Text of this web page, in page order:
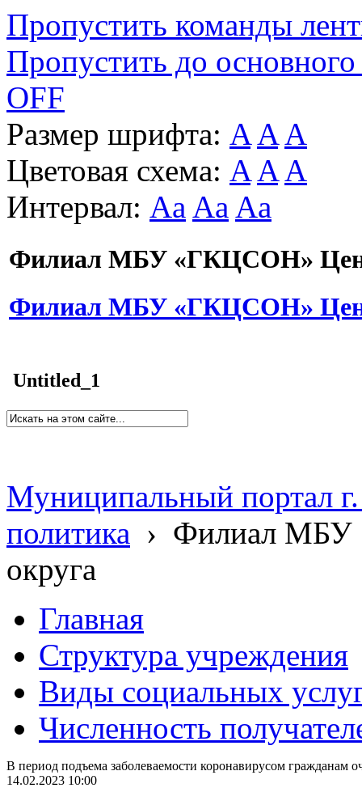
Пропустить команды
Пропустить до основного
OFF
Размер шрифта: A A A
Цветовая схема: A A A
Интервал: Aa Aa Aa
Филиал МБУ «ГКЦСОН»
Филиал МБУ «ГКЦСОН»
Untitled_1
Муниципальный портал
политика › Филиал МБУ
округа
Главная
Структура учреждения
Виды социальных
Численность
В период подъема заболеваемости коронавирусом гражданам
14.02.2023 10:00